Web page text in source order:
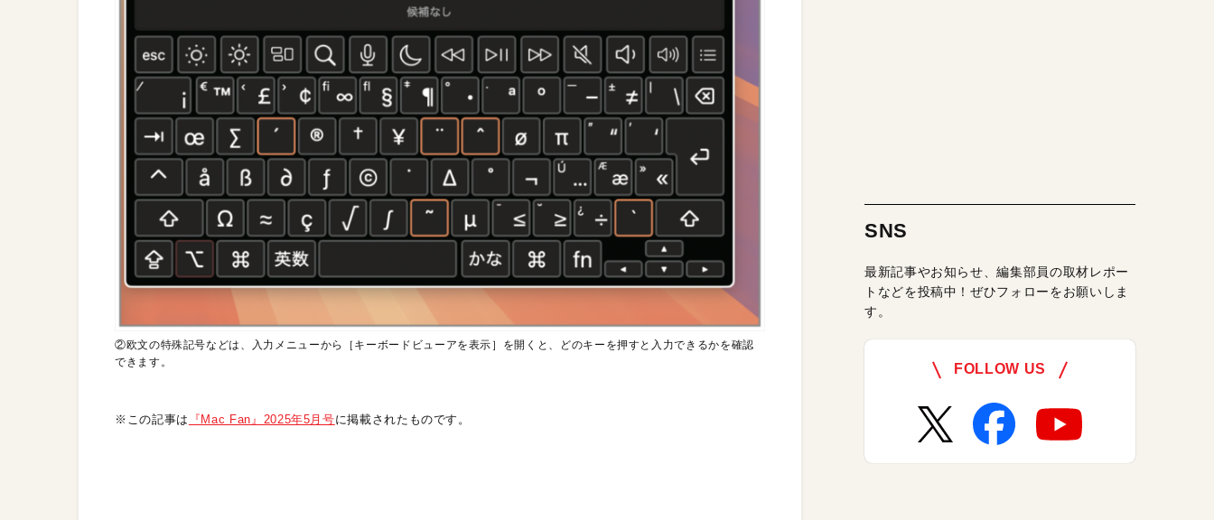
②欧文の特殊記号などは、入力メニューから［キーボードビューアを表示］を開くと、どのキーを押すと入力できるかを確認
できます。
※この記事は 『Mac Fan』2025年5月号に掲載されたものです。
SNS
最新記事やお知らせ、編集部員の取材レポー
トなどを投稿中！ぜひフォローをお願いしま
す。
FOLLOW US